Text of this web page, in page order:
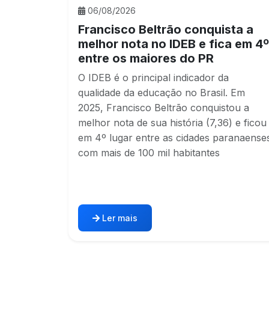
06/08/2026
Francisco Beltrão conquista a
melhor nota no IDEB e fica em 4º
entre os maiores do PR
O IDEB é o principal indicador da
qualidade da educação no Brasil. Em
2025, Francisco Beltrão conquistou a
melhor nota de sua história (7,36) e ficou
em 4º lugar entre as cidades
com mais de 100 mil habitantes
Ler mais